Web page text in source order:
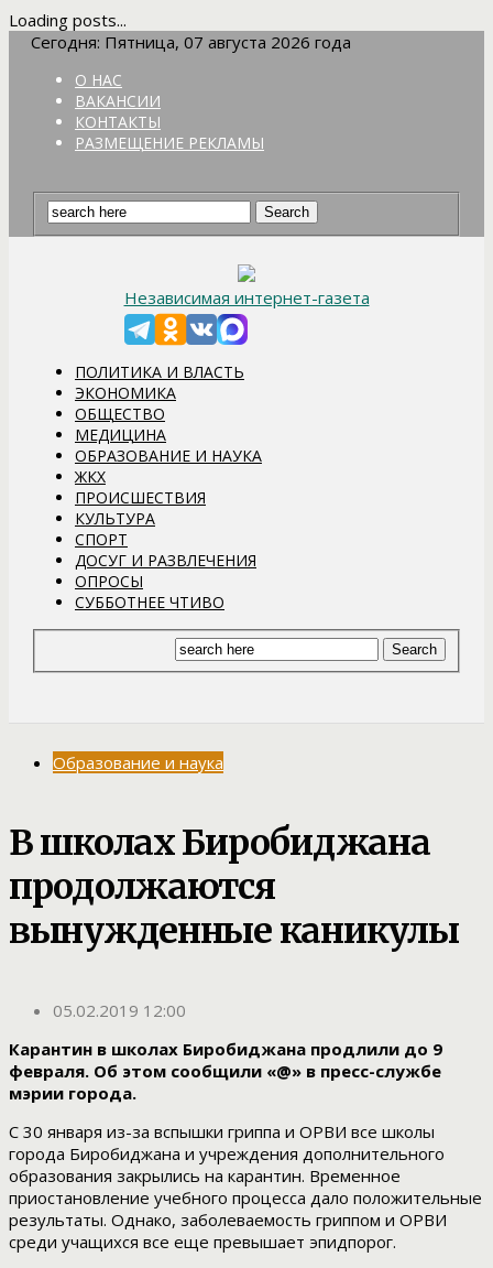
Loading posts...
Сегодня: Пятница, 07 августа 2026 года
О НАС
ВАКАНСИИ
КОНТАКТЫ
РАЗМЕЩЕНИЕ РЕКЛАМЫ
Независимая интернет-газета
ПОЛИТИКА И ВЛАСТЬ
ЭКОНОМИКА
ОБЩЕСТВО
МЕДИЦИНА
ОБРАЗОВАНИЕ И НАУКА
ЖКХ
ПРОИСШЕСТВИЯ
КУЛЬТУРА
СПОРТ
ДОСУГ И РАЗВЛЕЧЕНИЯ
ОПРОСЫ
СУББОТНЕЕ ЧТИВО
Образование и наука
В школах Биробиджана
продолжаются
вынужденные каникулы
05.02.2019 12:00
Карантин в школах Биробиджана продлили до 9
февраля. Об этом сообщили «@» в пресс-службе
мэрии города.
С 30 января из-за вспышки гриппа и ОРВИ все школы
города Биробиджана и учреждения дополнительного
образования закрылись на карантин. Временное
приостановление учебного процесса дало положительные
результаты. Однако, заболеваемость гриппом и ОРВИ
среди учащихся все еще превышает эпидпорог.